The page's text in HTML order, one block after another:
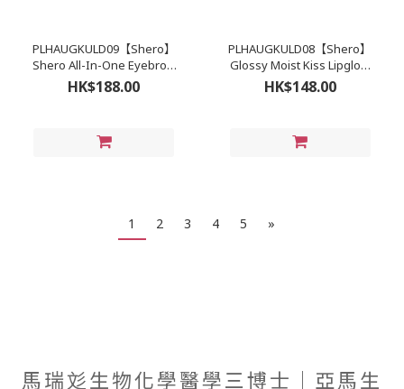
PLHAUGKULD09【Shero】
Shero All-In-One Eyebrow
Powder眼影粉 $188
HK$188.00
PLHAUGKULD08【Shero】
Glossy Moist Kiss Lipglow
唇膏 (Colour: 01/02/03)
$148 ; 2件套裝$258(平均1件
HK$148.00
1 2 3 4 5 »
馬瑞彣生物化學醫學三博士｜亞馬生